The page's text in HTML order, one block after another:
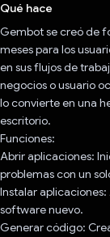
Qué hace
Gembot se creó de
meses para los
en sus flujos de
negocios o usuario
lo convierte en una
escritorio.
Funciones:
Abrir aplicaciones:
problemas con un
Instalar
software nuevo.
Generar código: